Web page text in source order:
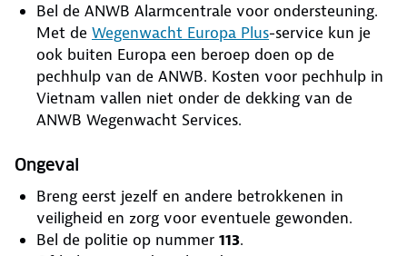
Bel de ANWB Alarmcentrale voor ondersteuning.
Met de Wegenwacht Europa Plus-service kun je
ook buiten Europa een beroep doen op de
pechhulp van de ANWB. Kosten voor pechhulp in
Vietnam vallen niet onder de dekking van de
ANWB Wegenwacht Services.
Ongeval
Breng eerst jezelf en andere betrokkenen in
veiligheid en zorg voor eventuele gewonden.
Bel de politie op nummer 113.